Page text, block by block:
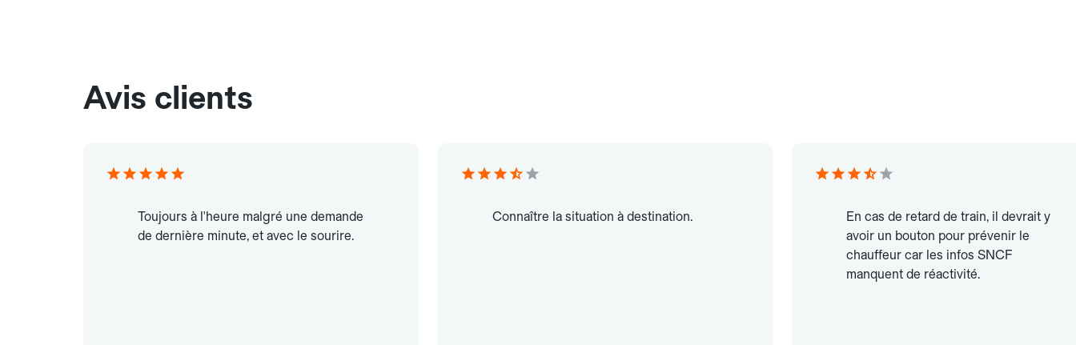
Avis clients
Toujours à l'heure malgré une demande
de dernière minute, et avec le sourire.
Connaître la situation à destination.
En cas de retard de train, il devrait y
avoir un bouton pour prévenir le
chauffeur car les infos SNCF
manquent de réactivité.